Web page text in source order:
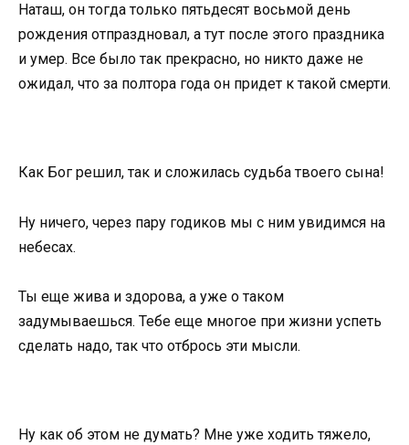
Наташ, он тогда только пятьдесят восьмой день
рождения отпраздновал, а тут после этого праздника
и умер. Все было так прекрасно, но никто даже не
ожидал, что за полтора года он придет к такой смерти.
Как Бог решил, так и сложилась судьба твоего сына!
Ну ничего, через пару годиков мы с ним увидимся на
небесах.
Ты еще жива и здорова, а уже о таком
задумываешься. Тебе еще многое при жизни успеть
сделать надо, так что отбрось эти мысли.
Ну как об этом не думать? Мне уже ходить тяжело,